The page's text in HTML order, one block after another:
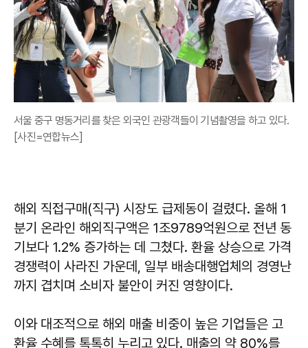
서울 중구 명동거리를 찾은 외국인 관광객들이 기념촬영을 하고 있다.
[사진=연합뉴스]
해외 직접구매(직구) 시장도 급제동이 걸렸다. 올해 1
분기 온라인 해외직구액은 1조9789억원으로 전년 동
기보다 1.2% 증가하는 데 그쳤다. 환율 상승으로 가격
경쟁력이 사라진 가운데, 일부 배송대행업체의 경영난
까지 겹치며 소비자 불안이 커진 영향이다.
이와 대조적으로 해외 매출 비중이 높은 기업들은 고
환율 수혜를 톡톡히 누리고 있다. 매출의 약 80%를